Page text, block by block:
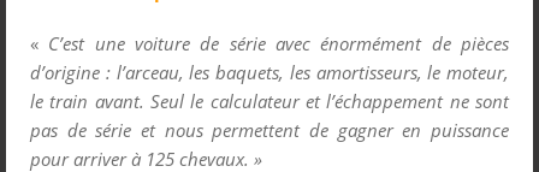
« C’est une voiture de série avec énormément de pièces
d’origine : l’arceau, les baquets, les amortisseurs, le moteur,
le train avant. Seul le calculateur et l’échappement ne sont
pas de série et nous permettent de gagner en puissance
pour arriver à 125 chevaux. »